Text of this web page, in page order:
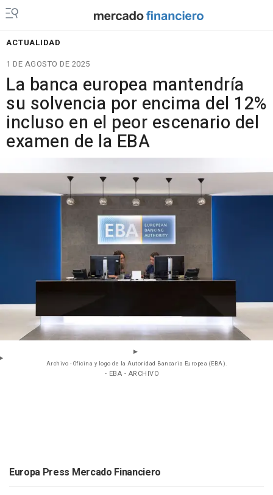
ACTUALIDAD
1 DE AGOSTO DE 2025
La banca europea mantendría
su solvencia por encima del 12%
incluso en el peor escenario del
examen de la EBA
Archivo - Oficina y logo de la Autoridad Bancaria Europea (EBA).
- EBA - ARCHIVO
Europa Press Mercado Financiero